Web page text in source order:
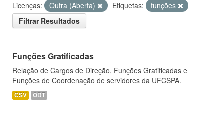
Licenças: Outra (Aberta) Etiquetas:
funções
Filtrar Resultados
Funções Gratificadas
Relação de Cargos de Direção, Funções Gratificadas e
Funções de Coordenação de servidores da UFCSPA.
CSV ODT